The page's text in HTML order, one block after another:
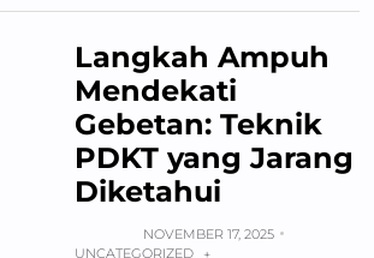
Langkah Ampuh
Mendekati
Gebetan: Teknik
PDKT yang Jarang
Diketahui
NOVEMBER 17, 2025
UNCATEGORIZED
+